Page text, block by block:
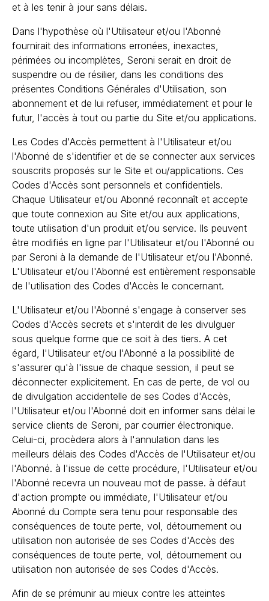
et à les tenir à jour sans délais.
Dans l'hypothèse où l'Utilisateur et/ou l'Abonné
fournirait des informations erronées, inexactes,
périmées ou incomplètes, Seroni serait en droit de
suspendre ou de résilier, dans les conditions des
présentes Conditions Générales d'Utilisation, son
abonnement et de lui refuser, immédiatement et pour le
futur, l'accès à tout ou partie du Site et/ou applications.
Les Codes d'Accès permettent à l'Utilisateur et/ou
l'Abonné de s'identifier et de se connecter aux services
souscrits proposés sur le Site et ou/applications. Ces
Codes d'Accès sont personnels et confidentiels.
Chaque Utilisateur et/ou Abonné reconnaît et accepte
que toute connexion au Site et/ou aux applications,
toute utilisation d'un produit et/ou service. Ils peuvent
être modifiés en ligne par l'Utilisateur et/ou l'Abonné ou
par Seroni à la demande de l'Utilisateur et/ou l'Abonné.
L'Utilisateur et/ou l'Abonné est entièrement responsable
de l'utilisation des Codes d'Accès le concernant.
L'Utilisateur et/ou l'Abonné s'engage à conserver ses
Codes d'Accès secrets et s'interdit de les divulguer
sous quelque forme que ce soit à des tiers. A cet
égard, l'Utilisateur et/ou l'Abonné a la possibilité de
s'assurer qu'à l'issue de chaque session, il peut se
déconnecter explicitement. En cas de perte, de vol ou
de divulgation accidentelle de ses Codes d'Accès,
l'Utilisateur et/ou l'Abonné doit en informer sans délai le
service clients de Seroni, par courrier électronique.
Celui-ci, procèdera alors à l'annulation dans les
meilleurs délais des Codes d'Accès de l'Utilisateur et/ou
l'Abonné. à l'issue de cette procédure, l'Utilisateur et/ou
l'Abonné recevra un nouveau mot de passe. à défaut
d'action prompte ou immédiate, l'Utilisateur et/ou
Abonné du Compte sera tenu pour responsable des
conséquences de toute perte, vol, détournement ou
utilisation non autorisée de ses Codes d'Accès des
conséquences de toute perte, vol, détournement ou
utilisation non autorisée de ses Codes d'Accès.
Afin de se prémunir au mieux contre les atteintes